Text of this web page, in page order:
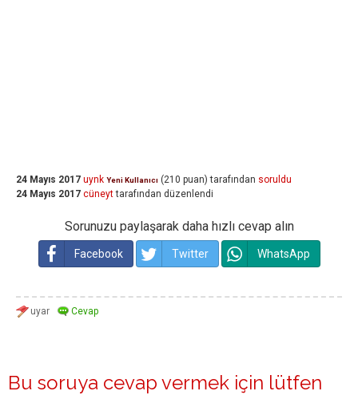
24 Mayıs 2017 uynk Yeni Kullanıcı (210 puan) tarafından soruldu
24 Mayıs 2017 cüneyttarafından düzenlendi
Sorunuzu paylaşarak daha hızlı cevap alın
Facebook Twitter WhatsApp
Bu soruya cevap vermek için lütfen